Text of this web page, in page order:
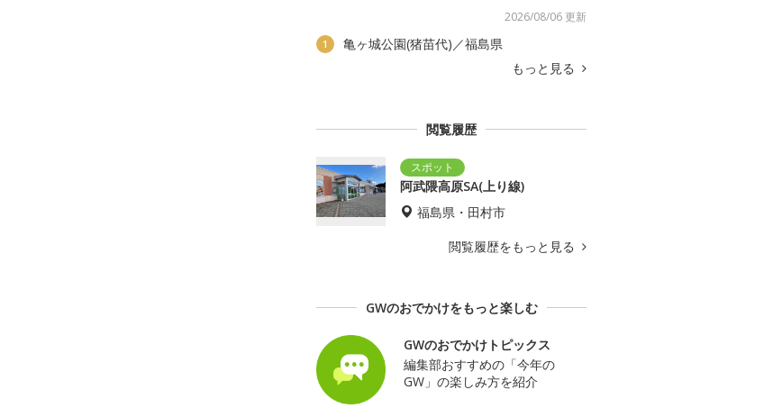
2026/08/06 更新
1
亀ヶ城公園(猪苗代)／福島県
もっと見る
閲覧履歴
阿武隈高原SA(上り線)
福島県・田村市
閲覧履歴をもっと見る
GWのおでかけをもっと楽しむ
GWのおでかけトピックス
編集部おすすめの「今年の
GW」の楽しみ方を紹介